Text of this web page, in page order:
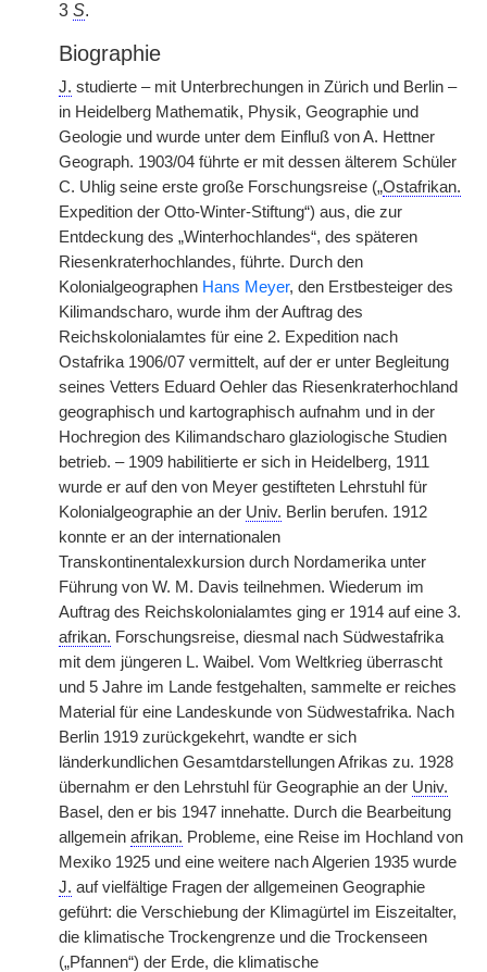
3 S.
Biographie
J. studierte – mit Unterbrechungen in Zürich und Berlin –
in Heidelberg Mathematik, Physik, Geographie und
Geologie und wurde unter dem Einfluß von A. Hettner
Geograph. 1903/04 führte er mit dessen älterem Schüler
C. Uhlig seine erste große Forschungsreise („Ostafrikan.
Expedition der Otto-Winter-Stiftung“) aus, die zur
Entdeckung des „Winterhochlandes“, des späteren
Riesenkraterhochlandes, führte. Durch den
Kolonialgeographen Hans Meyer, den Erstbesteiger des
Kilimandscharo, wurde ihm der Auftrag des
Reichskolonialamtes für eine 2. Expedition nach
Ostafrika 1906/07 vermittelt, auf der er unter Begleitung
seines Vetters Eduard Oehler das Riesenkraterhochland
geographisch und kartographisch aufnahm und in der
Hochregion des Kilimandscharo glaziologische Studien
betrieb. – 1909 habilitierte er sich in Heidelberg, 1911
wurde er auf den von Meyer gestifteten Lehrstuhl für
Kolonialgeographie an der Univ. Berlin berufen. 1912
konnte er an der internationalen
Transkontinentalexkursion durch Nordamerika unter
Führung von W. M. Davis teilnehmen. Wiederum im
Auftrag des Reichskolonialamtes ging er 1914 auf eine 3.
afrikan. Forschungsreise, diesmal nach Südwestafrika
mit dem jüngeren L. Waibel. Vom Weltkrieg überrascht
und 5 Jahre im Lande festgehalten, sammelte er reiches
Material für eine Landeskunde von Südwestafrika. Nach
Berlin 1919 zurückgekehrt, wandte er sich
länderkundlichen Gesamtdarstellungen Afrikas zu. 1928
übernahm er den Lehrstuhl für Geographie an der Univ.
Basel, den er bis 1947 innehatte. Durch die Bearbeitung
allgemein afrikan. Probleme, eine Reise im Hochland von
Mexiko 1925 und eine weitere nach Algerien 1935 wurde
J. auf vielfältige Fragen der allgemeinen Geographie
geführt: die Verschiebung der Klimagürtel im Eiszeitalter,
die klimatische Trockengrenze und die Trockenseen
(„Pfannen“) der Erde, die klimatische